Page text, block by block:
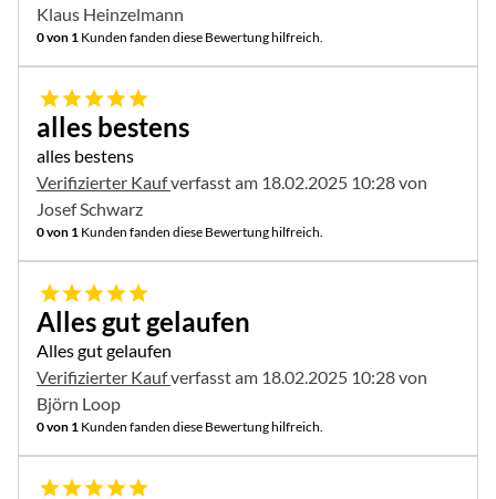
Klaus Heinzelmann
0 von 1 Kunden fanden diese Bewertung hilfreich.
5 von 5
alles bestens
alles bestens
Verifizierter Kaufverfasst am 18.02.2025 10:28 von
Josef Schwarz
0 von 1 Kunden fanden diese Bewertung hilfreich.
5 von 5
Alles gut gelaufen
Alles gut gelaufen
Verifizierter Kaufverfasst am 18.02.2025 10:28 von
Björn Loop
0 von 1 Kunden fanden diese Bewertung hilfreich.
5 von 5